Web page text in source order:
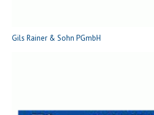
Gils Rainer & Sohn PGmbH